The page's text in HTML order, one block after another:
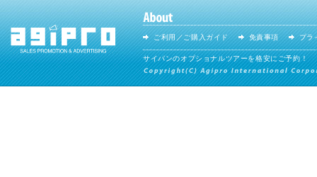
ご利用／ご購入ガイド 免責事項 プラ
サイパンのオプショナルツアーを格安にご予約！